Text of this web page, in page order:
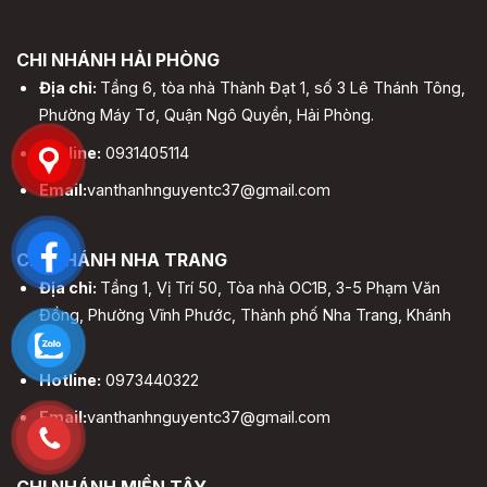
CHI NHÁNH HẢI PHÒNG
Địa chỉ: Tầng 6, tòa nhà Thành Đạt 1, số 3 Lê Thánh Tông,
Phường Máy Tơ, Quận Ngô Quyền, Hải Phòng.
Hotline: 0931405114
Email:vanthanhnguyentc37@gmail.com
CHI NHÁNH NHA TRANG
Địa chỉ: Tầng 1, Vị Trí 50, Tòa nhà OC1B, 3-5 Phạm Văn
Đồng, Phường Vĩnh Phước, Thành phố Nha Trang, Khánh
Hòa.
Hotline: 0973440322
Email:vanthanhnguyentc37@gmail.com